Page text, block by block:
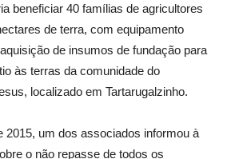
beneficiar 40 famílias de agricultores
de terra, com equipamento
de insumos de fundação para
às terras da comunidade do
localizado em Tartarugalzinho.
2015, um dos associados informou à
o não repasse de todos os